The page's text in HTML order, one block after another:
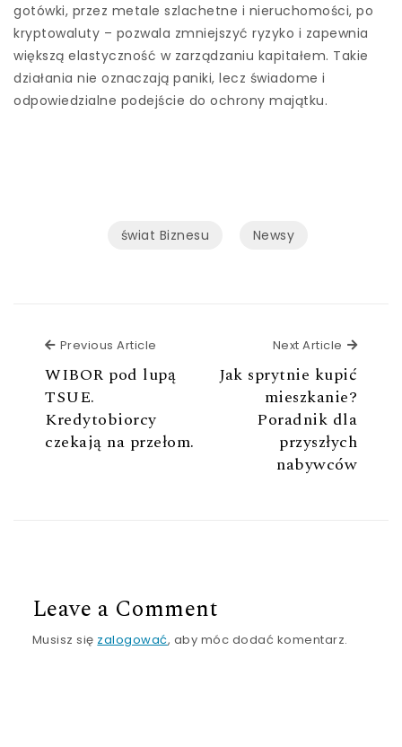
gotówki, przez metale szlachetne i nieruchomości, po
kryptowaluty – pozwala zmniejszyć ryzyko i zapewnia
większą elastyczność w zarządzaniu kapitałem. Takie
działania nie oznaczają paniki, lecz świadome i
odpowiedzialne podejście do ochrony majątku.
świat Biznesu Newsy
Previous Article
WIBOR pod lupą
TSUE.
Kredytobiorcy
czekają na przełom.
Next Article Next
Jak sprytnie kupić
mieszkanie?
Poradnik dla
przyszłych
nabywców
Leave a Comment
Musisz się zalogować, aby móc dodać komentarz.